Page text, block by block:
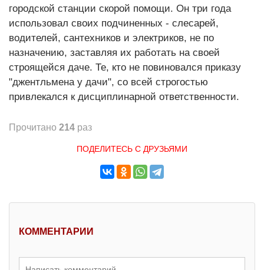
городской станции скорой помощи. Он три года
использовал своих подчиненных - слесарей,
водителей, сантехников и электриков, не по
назначению, заставляя их работать на своей
строящейся даче. Те, кто не повиновался приказу
"джентльмена у дачи", со всей строгостью
привлекался к дисциплинарной ответственности.
Прочитано 214 раз
ПОДЕЛИТЕСЬ С ДРУЗЬЯМИ
КОММЕНТАРИИ